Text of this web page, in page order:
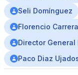
Seli Domínguez
Florencio Carrera
Director
Paco Diaz